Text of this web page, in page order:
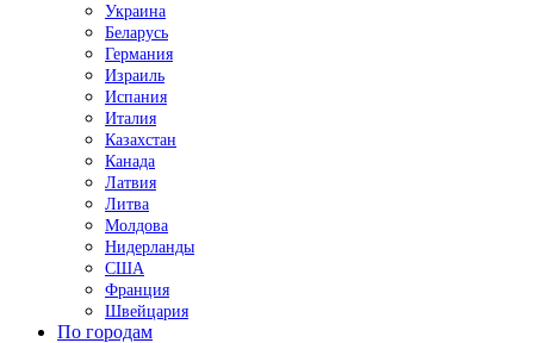
Украина
Беларусь
Германия
Израиль
Испания
Италия
Казахстан
Канада
Латвия
Литва
Молдова
Нидерланды
США
Франция
Швейцария
По городам